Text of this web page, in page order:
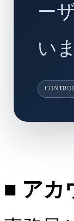
ー
い
■ アカ